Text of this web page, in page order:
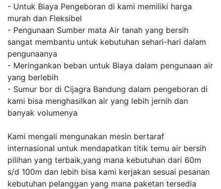
- Untuk Biaya Pengeboran di kami memiliki harga
murah dan Fleksibel
- Pengunaan Sumber mata Air tanah yang bersih
sangat membantu untuk kebutuhan sehari-hari dalam
pengunaanya
- Meringankan beban untuk Biaya dalam pengunaan air
yang berlebih
- Sumur bor di Cijagra Bandung dalam pengeboran di
kami bisa menghasilkan air yang lebih jernih dan
banyak volumenya
Kami mengali mengunakan mesin bertaraf
internasional untuk mendapatkan titik temu air bersih
pilihan yang terbaik,yang mana kebutuhan dari 60m
s/d 100m dan lebih bisa kami kerjakan sesuai pesanan
kebutuhan pelanggan yang mana paketan tersedia